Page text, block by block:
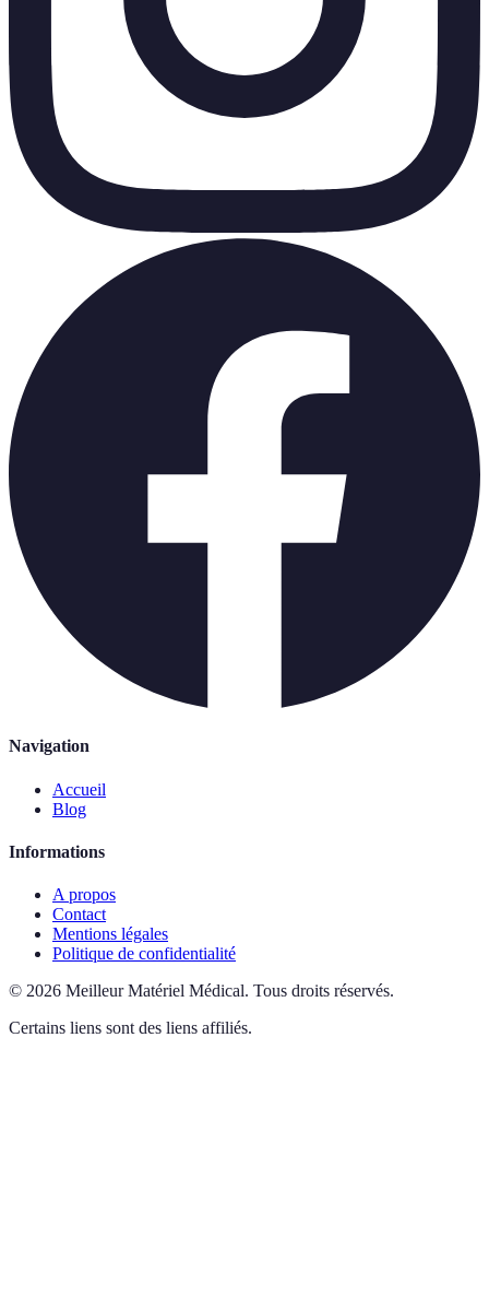
Navigation
Accueil
Blog
Informations
A propos
Contact
Mentions légales
Politique de confidentialité
© 2026 Meilleur Matériel Médical. Tous droits réservés.
Certains liens sont des liens affiliés.